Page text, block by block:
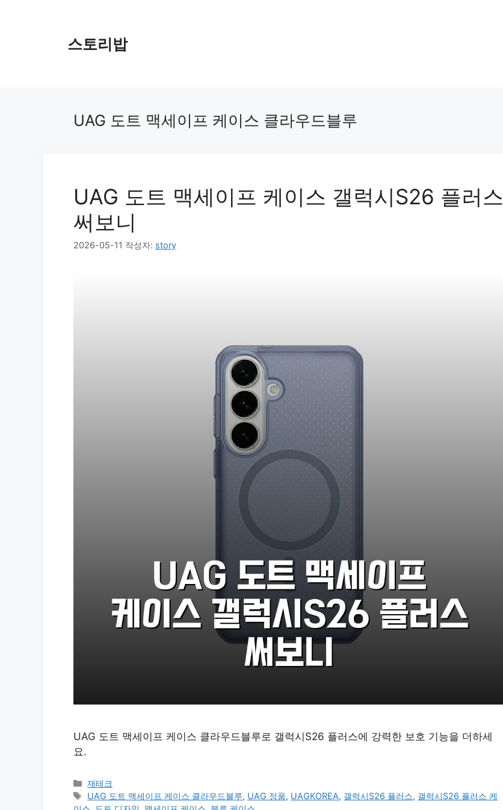
스토리밥
UAG 도트 맥세이프 케이스 클라우드블루
UAG 도트 맥세이프 케이스 갤럭시S26 플러스
써보니
2026-05-11 작성자: story
UAG 도트 맥세이프 케이스 클라우드블루로 갤럭시S26 플러스에 강력한 보호 기능을 더하세
요.
카
테
재테크
태
UAG 도트 맥세이프 케이스 클라우드블루, UAG 정품, UAGKOREA, 갤럭시S26 플러스, 갤럭시S26 플러스 케